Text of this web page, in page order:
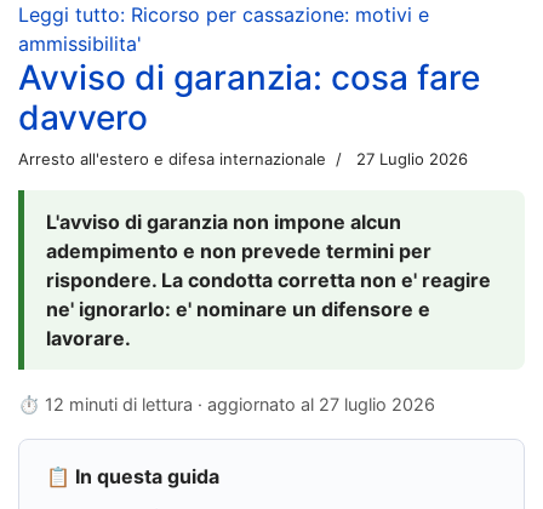
Leggi tutto: Ricorso per cassazione: motivi e
ammissibilita'
Avviso di garanzia: cosa fare
davvero
Arresto all'estero e difesa internazionale 27 Luglio 2026
L'avviso di garanzia non impone alcun
adempimento e non prevede termini per
rispondere. La condotta corretta non e' reagire
ne' ignorarlo: e' nominare un difensore e
lavorare.
⏱ 12 minuti di lettura · aggiornato al 27 luglio 2026
📋 In questa guida